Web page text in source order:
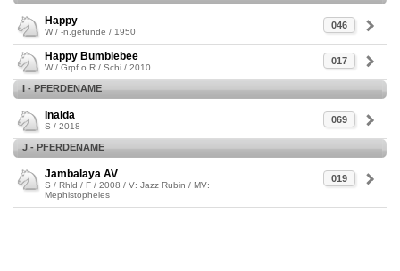
046
Happy
W / -n.gefunde / 1950
017
Happy Bumblebee
W / Grpf.o.R / Schi / 2010
I - PFERDENAME
069
Inalda
S / 2018
J - PFERDENAME
019
Jambalaya AV
S / Rhld / F / 2008 / V: Jazz Rubin / MV:
Mephistopheles